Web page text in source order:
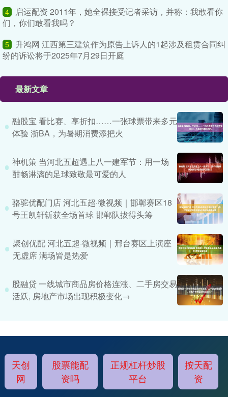
4
启运配资 2011年，她全裸接受记者采访，并称：我敢看你
们，你们敢看我吗？
5
升鸿网 江西第三建筑作为原告上诉人的1起涉及租赁合同纠
纷的诉讼将于2025年7月29日开庭
最新文章
融股宝 看比赛、享折扣……一张球票带来多元
体验 浙BA，为暑期消费添把火
神机策 当河北五超遇上八一建军节：用一场
酣畅淋漓的足球致敬最可爱的人
骆驼优配门店 河北五超·微视频｜邯郸赛区18
号王凯轩斩获全场首球 邯郸队拔得头筹
聚创优配 河北五超·微视频｜邢台赛区上演座
无虚席 满场皆是热爱
股融贷 一线城市商品房价格连涨、二手房交易
活跃, 房地产市场出现积极变化→
天创
网
股票能配
资吗
正规杠杆炒股
平台
按天配
资